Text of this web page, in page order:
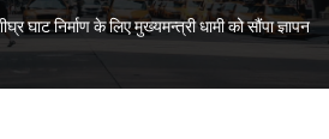
घाट निर्माण के लिए मुख्यमन्त्री धामी को सौंपा ज्ञापन